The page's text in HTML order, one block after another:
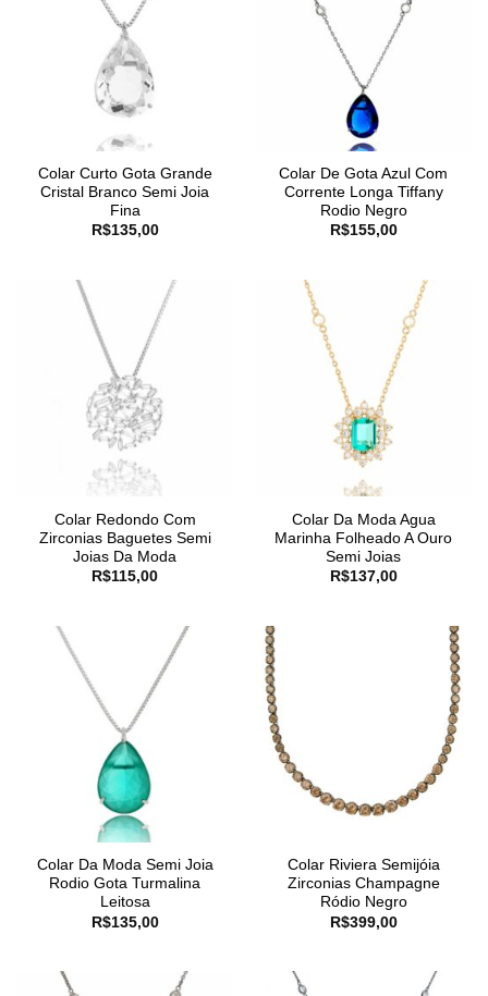
Colar Curto Gota Grande
Cristal Branco Semi Joia
Fina
R$135,00
Colar De Gota Azul Com
Corrente Longa Tiffany
Rodio Negro
R$155,00
Colar Redondo Com
Zirconias Baguetes Semi
Joias Da Moda
R$115,00
Colar Da Moda Agua
Marinha Folheado A Ouro
Semi Joias
R$137,00
Colar Da Moda Semi Joia
Rodio Gota Turmalina
Leitosa
R$135,00
Colar Riviera Semijóia
Zirconias Champagne
Ródio Negro
R$399,00